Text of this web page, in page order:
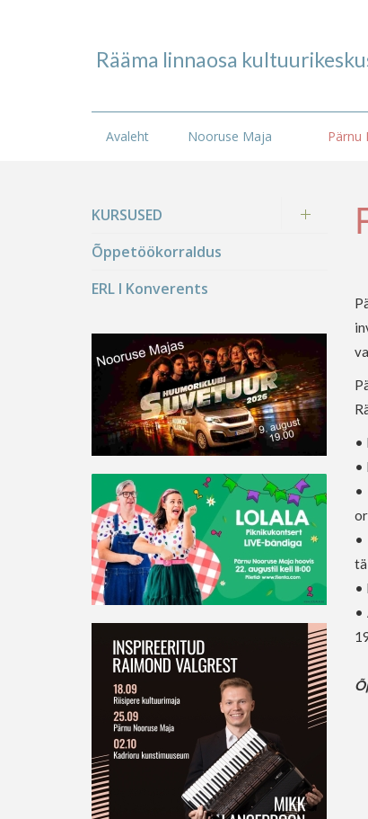
Rääma linnaosa
Avaleht Nooruse Maja Pärnu
•
•
•
•
•
•
KURSUSED
Õppetöökorraldus
ERL I Konverents